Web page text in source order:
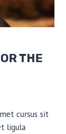
THE
cursus sit
ligula